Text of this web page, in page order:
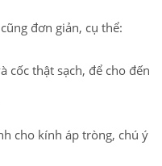
đơn giản, cụ thể:
cốc thật sạch, để cho đến
cho kính áp tròng, chú ý